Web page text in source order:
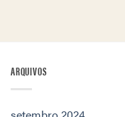
ARQUIVOS